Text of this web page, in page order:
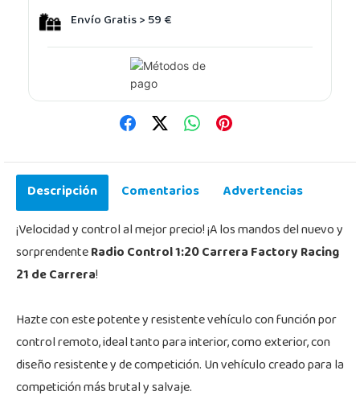
Envío Gratis > 59 €
Descripción Comentarios
Advertencias
¡Velocidad y control al mejor precio! ¡A los mandos del nuevo y
sorprendenteRadio Control 1:20 Carrera Factory Racing
21 de Carrera!
Hazte con este potente y resistente vehículo con función por
control remoto, ideal tanto para interior, como exterior, con
diseño resistente y de competición. Un vehículo creado para la
competición más brutal y salvaje.